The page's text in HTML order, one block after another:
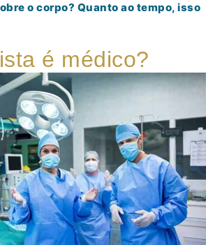
o corpo? Quanto ao tempo, isso
é médico?